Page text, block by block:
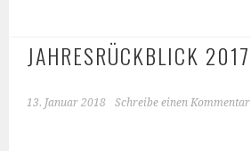
JAHRESRÜCKBLICK 2017
13. Januar 2018 Schreibe einen Kommentar